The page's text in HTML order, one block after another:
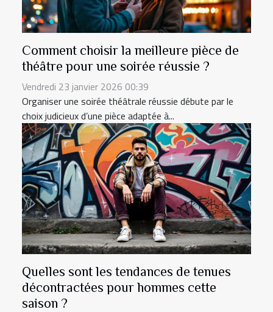
Comment choisir la meilleure pièce de
théâtre pour une soirée réussie ?
Vendredi 23 janvier 2026 00:39
Organiser une soirée théâtrale réussie débute par le
choix judicieux d’une pièce adaptée à...
Quelles sont les tendances de tenues
décontractées pour hommes cette
saison ?